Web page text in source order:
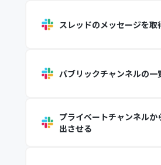
スレッドのメッセージを取
パブリックチャンネルの一
プライベートチャンネルか
出させる